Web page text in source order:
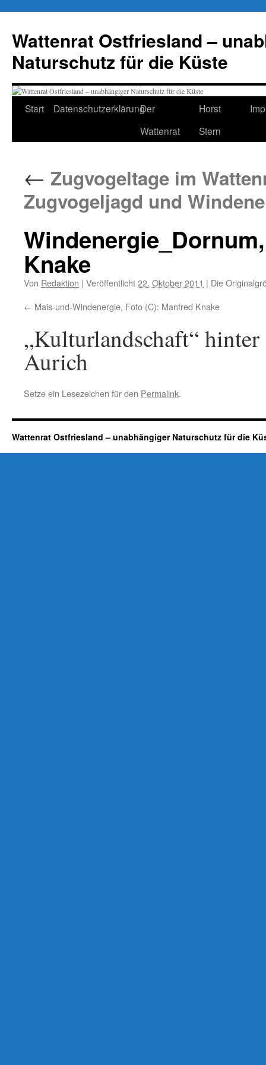
springen
Wattenrat Ostfriesland –
Naturschutz für die Küste
Start DatenschutzerklärungDer
Wattenrat
Horst
Stern
← Zugvogeltage im
Zugvogeljagd und
Knake
Von Redaktion | Veröffentlicht22. Oktober 2011 | Die
Mais-und-Windenergie, Foto (C): Manfred Knake
„Kulturlandschaft“
Aurich
Setze ein Lesezeichen für den Permalink.
Wattenrat Ostfriesland – unabhängiger Naturschutz für die